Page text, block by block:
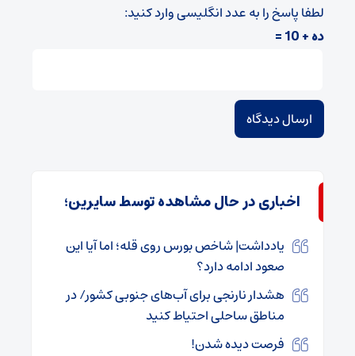
لطفا پاسخ را به عدد انگلیسی وارد کنید:
ده + 10 =
اخباری در حال مشاهده توسط سایرین؛
یادداشت| شاخص بورس روی قله؛ اما آیا این
صعود ادامه دارد؟
هشدار نارنجی برای آب‌های جنوبی کشور/ در
مناطق ساحلی احتیاط کنید
فرصت دیده شدن!